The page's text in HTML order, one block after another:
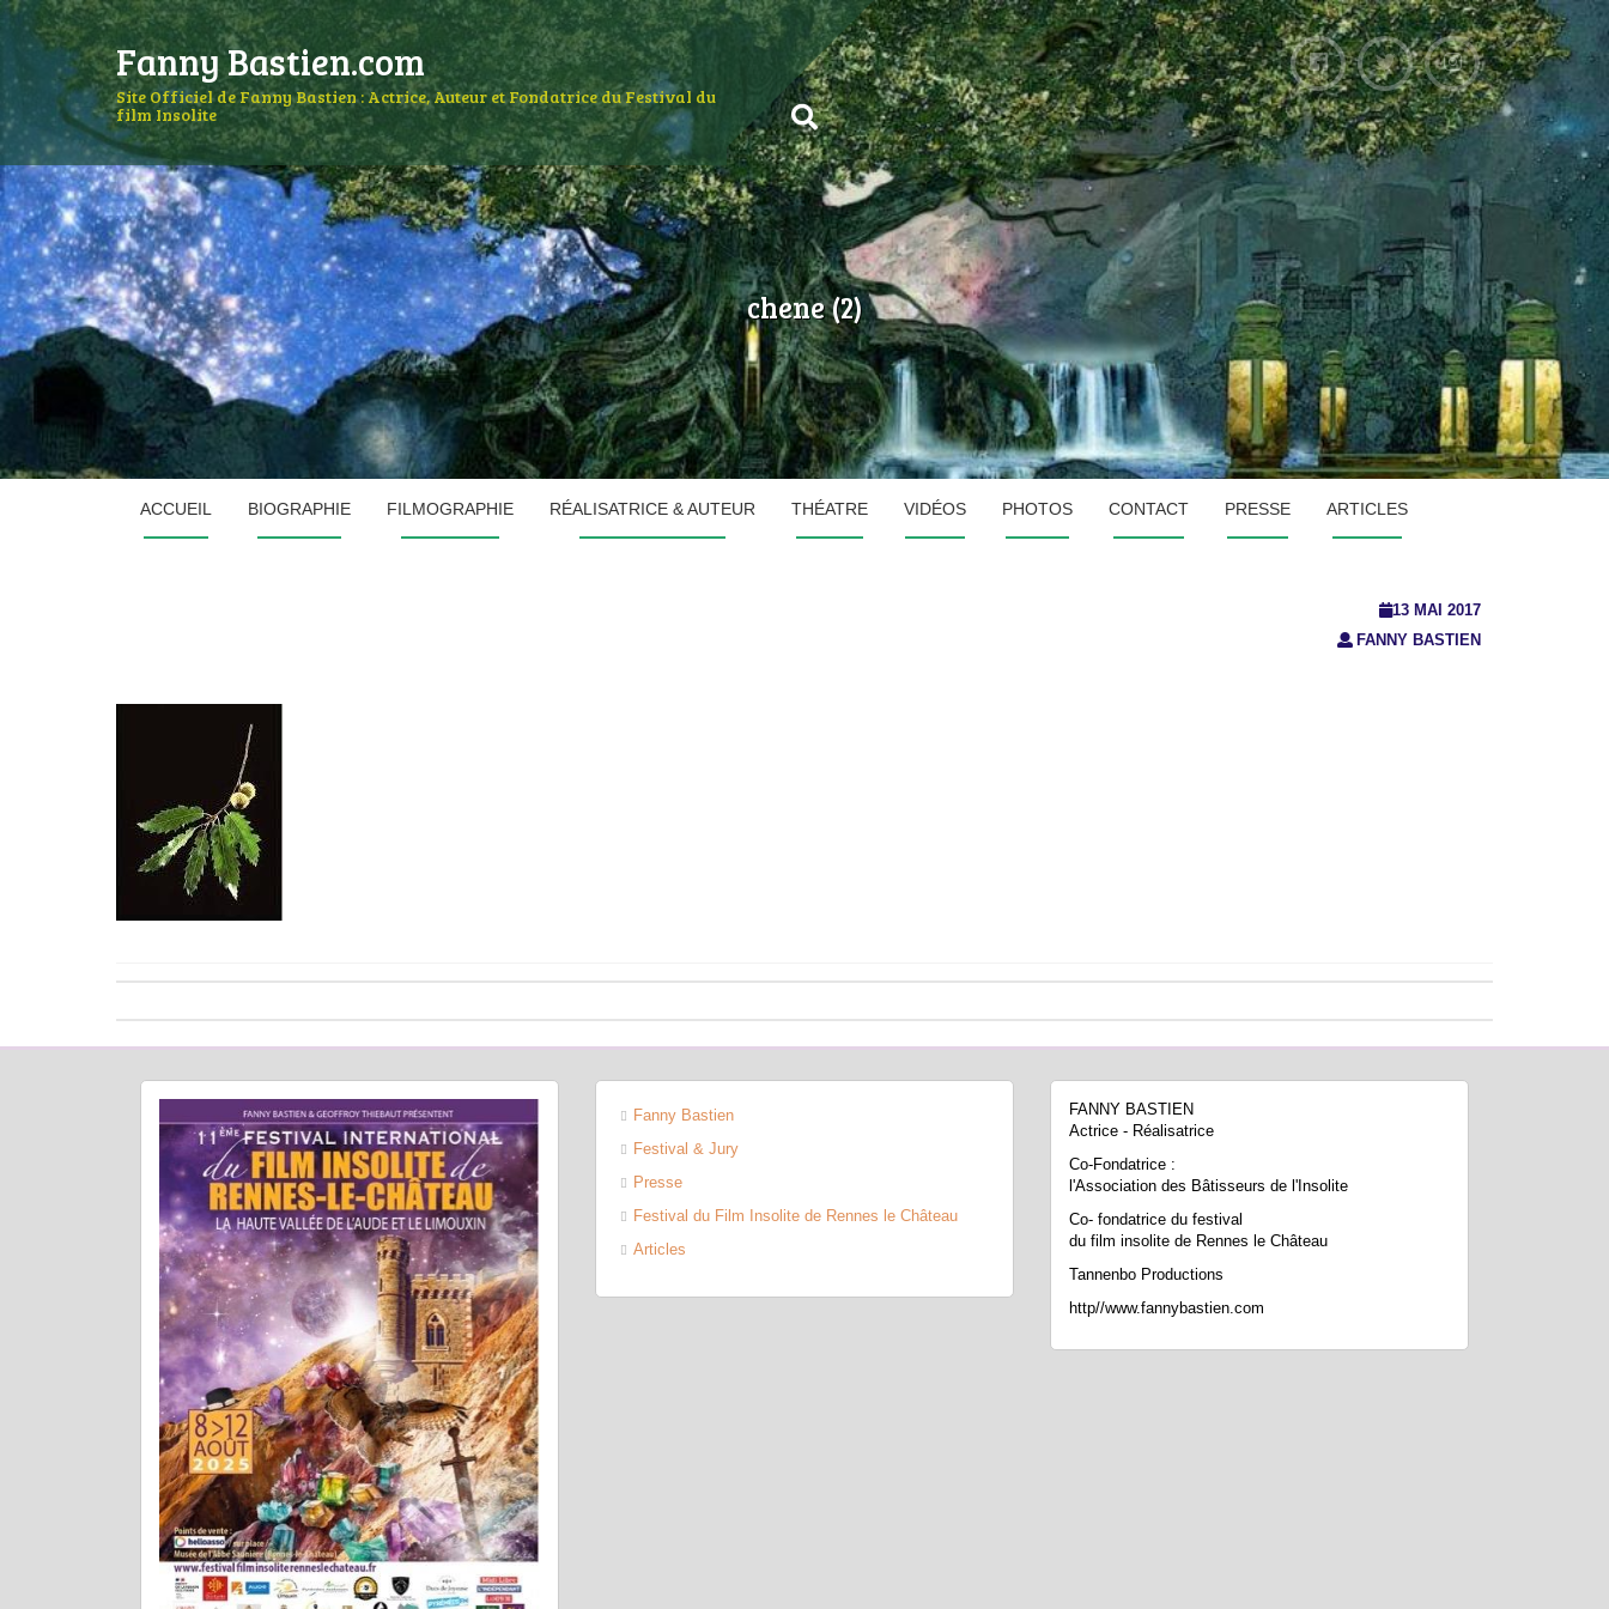
Fanny Bastien.com
Site Officiel de Fanny Bastien : Actrice, Auteur et Fondatrice du Festival du
film Insolite
chene (2)
ACCUEIL BIOGRAPHIE FILMOGRAPHIE RÉALISATRICE & AUTEUR THÉATRE VIDÉOS PHOTOS CONTACT PRESSE ARTICLES
13 MAI 2017
FANNY BASTIEN
Fanny Bastien
Festival & Jury
Presse
Festival du Film Insolite de Rennes le Château
Articles
FANNY BASTIEN
Actrice - Réalisatrice
Co-Fondatrice :
l'Association des Bâtisseurs de l'Insolite
Co- fondatrice du festival
du film insolite de Rennes le Château
Tannenbo Productions
http//www.fannybastien.com